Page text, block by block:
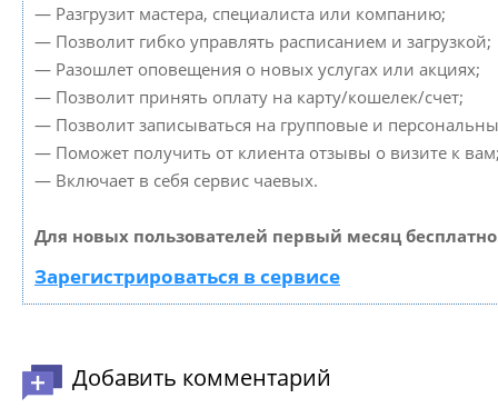
— Разгрузит мастера, специалиста или компанию;
— Позволит гибко управлять расписанием и загрузкой;
— Разошлет оповещения о новых услугах или акциях;
— Позволит принять оплату на карту/кошелек/счет;
— Позволит записываться на групповые и
— Поможет получить от клиента отзывы о визите к
— Включает в себя сервис чаевых.
Для новых пользователей первый месяц
Зарегистрироваться в сервисе
Добавить комментарий